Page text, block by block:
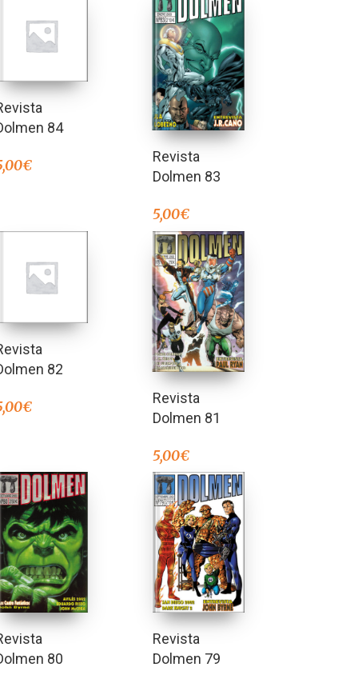
84
€
Revista
Dolmen 83
5,00€
82
€
Revista
Dolmen 81
5,00€
80
Revista
Dolmen 79